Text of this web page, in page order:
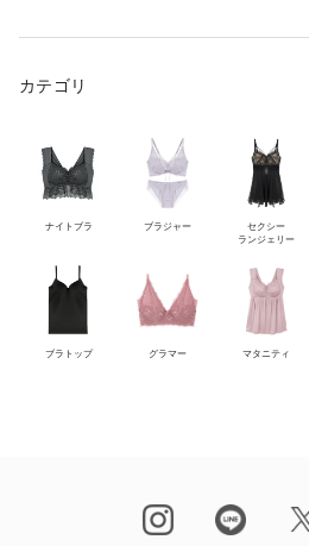
カテゴリ
ナイトブラ ブラジャー
セクシー
ランジェリー
ブラトップ グラマー マタニティ